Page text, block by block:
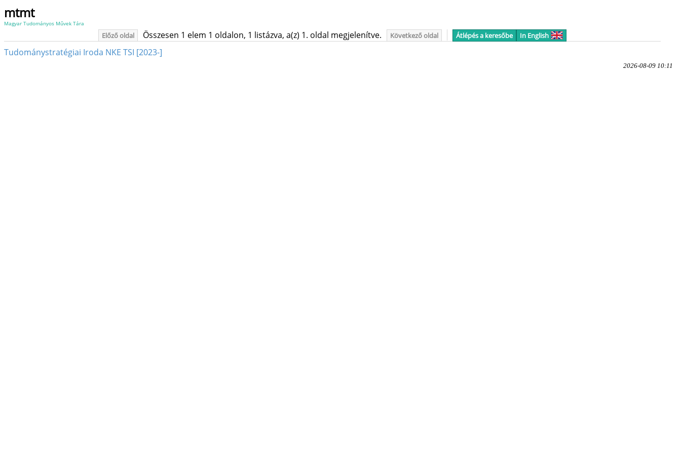
mtmt
Magyar Tudományos Művek Tára
Előző oldal Összesen 1 elem 1 oldalon, 1 listázva, a(z) 1. oldal megjelenítve. Következő oldal Átlépés a keresőbe In English
Tudománystratégiai Iroda NKE TSI [2023-]
2026-08-09 10:11